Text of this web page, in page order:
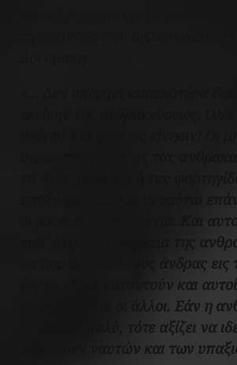
μαύρα! Και όλοι εις κίνησιν! Οι
θερμασταί κάτω εις τας
υπαξιωματικοί και οι ναύται
οι μουσικοί εξαιρούνται. Και
καθ΄ όλην την διάρκεια της
να παρασύρουν τους άνδρας εις
Εις το τέλος καταντούν και
όπως και όλοι οι άλλοι. Εάν η
διαρκέσει πολύ, τότε αξίζει να
χάλια των ναυτών και των